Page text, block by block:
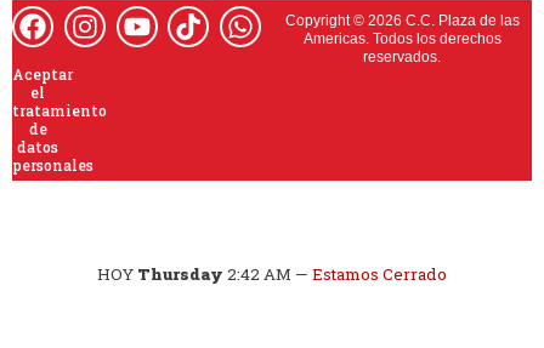
Copyright © 2026 C.C. Plaza de las
Americas. Todos los derechos
reservados.
Aceptar
el
tratamiento
de
datos
personales
HOY Thursday 2:42 AM — Estamos Cerrado